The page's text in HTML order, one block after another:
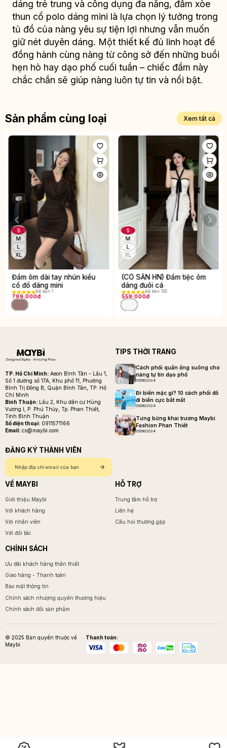
dáng trẻ trung và công dụng đa năng, đầm xòe
thun cổ polo dáng mini là lựa chọn lý tưởng trong
tủ đồ của nàng yêu sự tiện lợi nhưng vẫn muốn
giữ nét duyên dáng. Một thiết kế đủ linh hoạt để
đồng hành cùng nàng từ công sở đến những buổi
hẹn hò hay dạo phố cuối tuần – chiếc đầm này
chắc chắn sẽ giúp nàng luôn tự tin và nổi bật.
Sản phẩm cùng loại Xem tất cả
S
M
L
XL
Đầm ôm dài tay nhún kiểu
cổ đổ dáng mini
Đã bán 1
799.000đ
S
M
L
XL
(CÓ SẴN HN) Đầm tiệc ôm
dáng đuôi cá
Đã bán 193
559.000đ
TP. Hồ Chí Minh: Aeon Bình Tân - Lầu 1,
Số 1 đường số 17A, Khu phố 11, Phường
Bình Trị Đông B, Quận Bình Tân, TP. Hồ
Chí Minh
Bình Thuận: Lầu 2, Khu dân cư Hùng
Vương I, P. Phú Thủy, Tp. Phan Thiết,
Tỉnh Bình Thuận
Số điện thoại: 0911571166
Email: cs@maybi.com
ĐĂNG KÝ THÀNH VIÊN
TIPS THỜI TRANG
Cách phối quần ống suông cho
nàng tự tin dạo phố
05/06/2024
Đi biển mặc gì? 10 cách phối đồ
đi biển cực bắt mắt
05/06/2024
Tưng bừng khai trương Maybi
Fashion Phan Thiết
05/06/2024
VỀ MAYBI
Giới thiệu Maybi
Với khách hàng
Với nhân viên
Với đối tác
HỖ TRỢ
Trung tâm hỗ trợ
Liên hệ
Câu hỏi thường gặp
CHÍNH SÁCH
Ưu đãi khách hàng thân thiết
Giao hàng - Thanh toán
Bảo mật thông tin
Chính sách nhượng quyền thương hiệu
Chính sách đổi sản phẩm
© 2025 Bản quyền thuộc về
Maybi
Thanh toán: